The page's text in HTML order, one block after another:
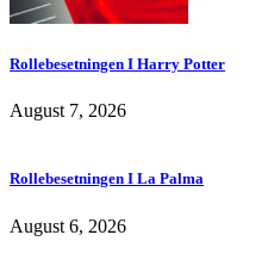
Rollebesetningen I Harry Potter
August 7, 2026
Rollebesetningen I La Palma
August 6, 2026